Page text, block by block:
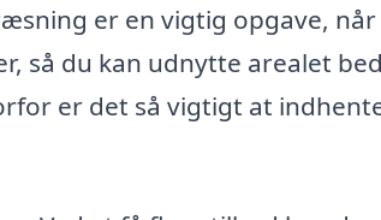
er en vigtig opgave,
så du kan udnytte arealet
er det så vigtigt at